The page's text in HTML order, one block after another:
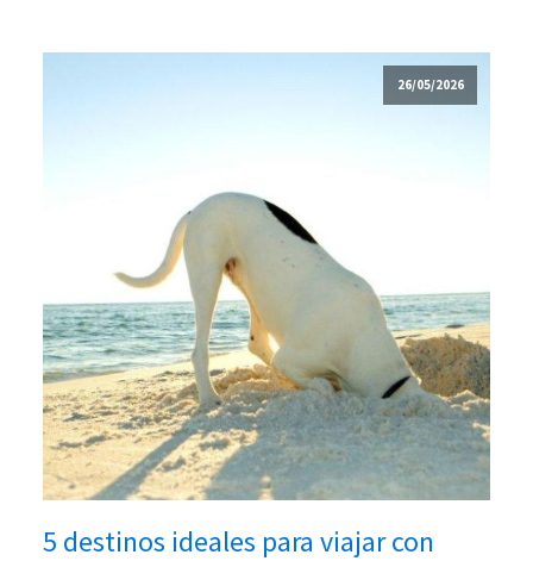
26/05/2026
5 destinos ideales para viajar con